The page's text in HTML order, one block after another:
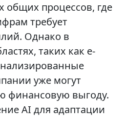
общих процессов, где
требует
Однако в
таких как e-
уже могут
финансовую выгоду.
AI для адаптации